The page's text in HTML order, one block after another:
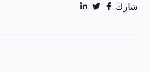
شارك: